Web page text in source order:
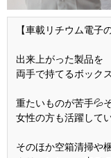
【車載リチウム電子
出来上がった製品を
両手で持てるボック
重たいものが苦手💦
女性の方も活躍して
そのほか空箱清掃や